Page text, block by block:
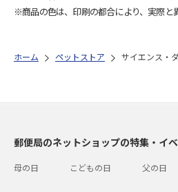
※商品の色は、印刷の都合により、実際と
ホーム ペットストア サイエンス・
郵便局のネットショップの特集・イ
母の日 こどもの日 父の日